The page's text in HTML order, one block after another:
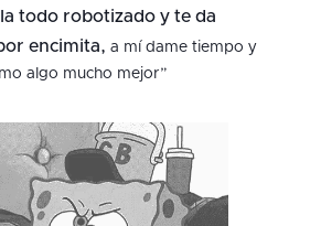
todo robotizado y te da
encimita, a mí dame tiempo y
algo mucho mejor”